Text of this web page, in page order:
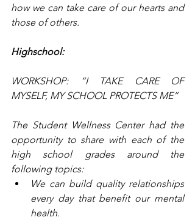
how we can take care of our hearts and
those of others.
Highschool:
WORKSHOP: “I TAKE CARE OF
MYSELF, MY SCHOOL PROTECTS ME”
The Student Wellness Center had the
opportunity to share with each of the
high school grades around the
following topics:
We can build quality relationships
every day that benefit our mental
health.